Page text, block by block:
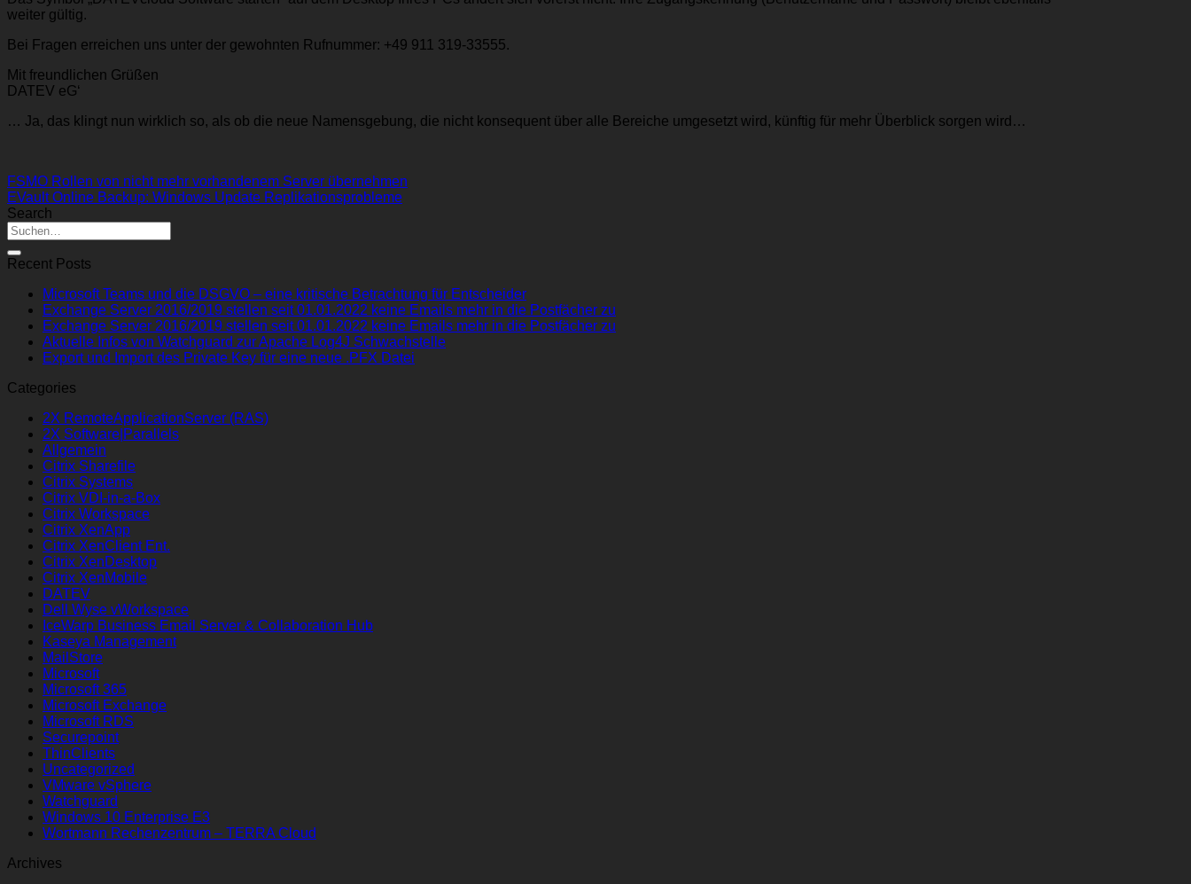
weiter gültig.
Bei Fragen erreichen uns unter der gewohnten Rufnummer: +49 911 319-33555.
Mit freundlichen Grüßen
DATEV eG‘
… Ja, das klingt nun wirklich so, als ob die neue Namensgebung, die nicht konsequent über alle Bereiche umgesetzt wird, künftig für mehr Überblick sorgen wird…
FSMO Rollen von nicht mehr vorhandenem Server übernehmen
EVault Online Backup: Windows Update Replikationsprobleme
Search
Recent Posts
Microsoft Teams und die DSGVO – eine kritische Betrachtung für Entscheider
Exchange Server 2016/2019 stellen seit 01.01.2022 keine Emails mehr in die Postfächer zu
Exchange Server 2016/2019 stellen seit 01.01.2022 keine Emails mehr in die Postfächer zu
Aktuelle Infos von Watchguard zur Apache Log4J Schwachstelle
Export und Import des Private Key für eine neue .PFX Datei
Categories
2X RemoteApplicationServer (RAS)
2X Software|Parallels
Allgemein
Citrix Sharefile
Citrix Systems
Citrix VDI-in-a-Box
Citrix Workspace
Citrix XenApp
Citrix XenClient Ent.
Citrix XenDesktop
Citrix XenMobile
DATEV
Dell Wyse vWorkspace
IceWarp Business Email Server & Collaboration Hub
Kaseya Management
MailStore
Microsoft
Microsoft 365
Microsoft Exchange
Microsoft RDS
Securepoint
ThinClients
Uncategorized
VMware vSphere
Watchguard
Windows 10 Enterprise E3
Wortmann Rechenzentrum – TERRA Cloud
Archives